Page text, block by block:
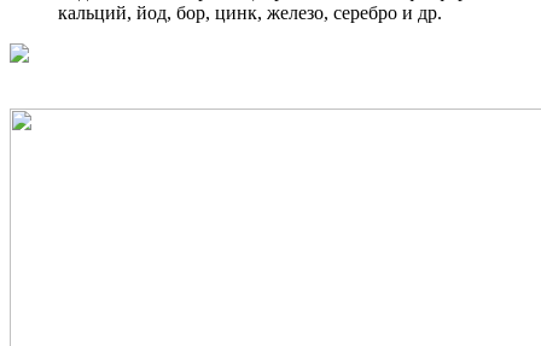
кальций, йод, бор, цинк, железо, серебро и др.